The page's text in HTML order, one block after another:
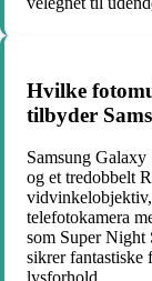
Hvilke
tilbyder
Samsung
og et tredobbelt
telefotokamera
som Super
sikrer fantastiske